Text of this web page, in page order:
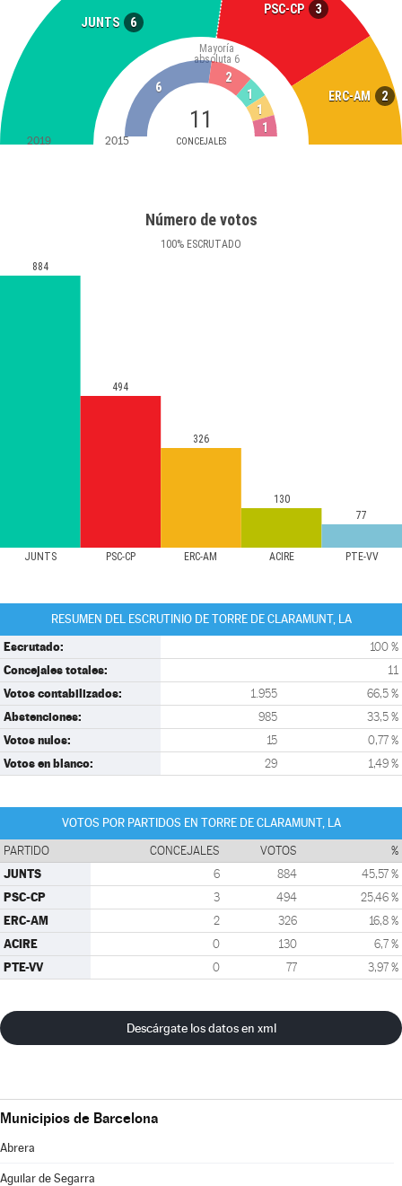
JUNTS 6
PSC-CP 3
ERC-AM 2
11
CONCEJALES
Mayoría
absoluta 6
6
2
1
1
1
2019 2015
Número de votos
100% ESCRUTADO
JUNTS PSC-CP ERC-AM ACIRE PTE-VV
884
494
326
130
77
RESUMEN DEL ESCRUTINIO DE TORRE DE CLARAMUNT, LA
Escrutado: 100 %
Concejales totales: 11
Votos contabilizados: 1.955 66,5 %
Abstenciones: 985 33,5 %
Votos nulos: 15 0,77 %
Votos en blanco: 29 1,49 %
VOTOS POR PARTIDOS EN TORRE DE CLARAMUNT, LA
PARTIDO CONCEJALES VOTOS %
JUNTS 6 884 45,57 %
PSC-CP 3 494 25,46 %
ERC-AM 2 326 16,8 %
ACIRE 0 130 6,7 %
PTE-VV 0 77 3,97 %
Descárgate los datos en xml
Municipios de Barcelona
Abrera
Aguilar de Segarra